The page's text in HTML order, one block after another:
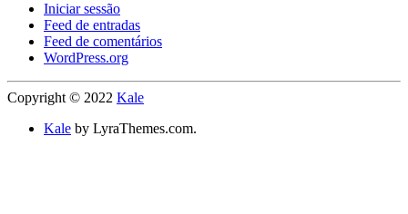
Iniciar sessão
Feed de entradas
Feed de comentários
WordPress.org
Copyright © 2022 Kale
Kale by LyraThemes.com.